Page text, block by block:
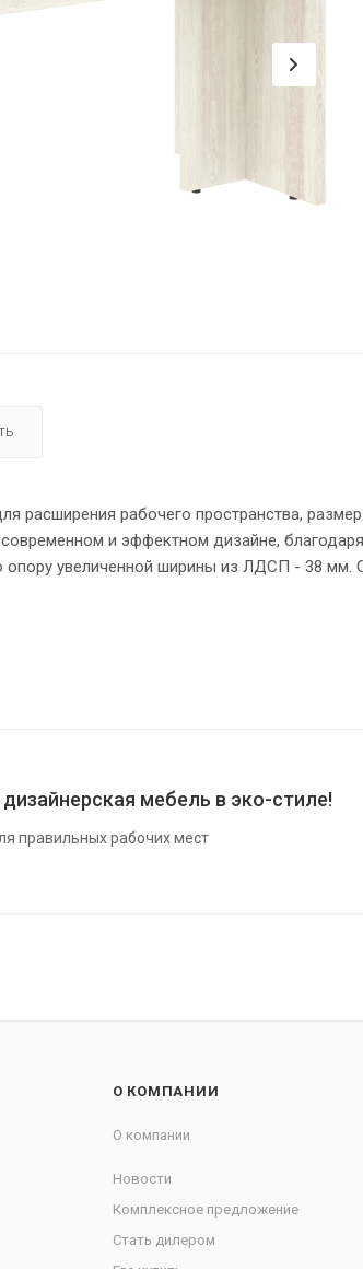
расширения рабочего пространства,
и эффектном дизайне,
увеличенной ширины из ЛДСП - 38 мм.
опора обеспечит приставке
дизайнерская мебель в эко-стиле!
правильных рабочих мест
О КОМПАНИИ
О компании
Новости
Комплексное предложение
Стать дилером